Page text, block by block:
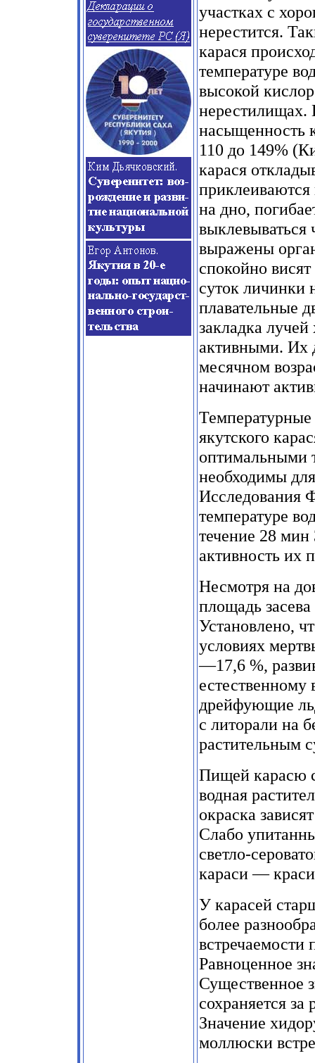
участках с
нерестится.
карася
температуре
высокой
нерестилищах.
насыщенность
110 до 149%
карася
на дно,
выражены
спокойно
суток личинки
плавательные
закладка
активными. Их
месячном
начинают
Температурные
якутского
оптимальными
необходимы
Исследования
температуре
течение 28
активность их
Несмотря на
площадь
Установлено,
условиях
—17,6 %,
естественному
дрейфующие
с литорали на
растительным
Пищей карасю
водная
окраска
Слабо
светло-
караси —
У карасей
более
Равноценное
Существенное
сохраняется
Значение
моллюски